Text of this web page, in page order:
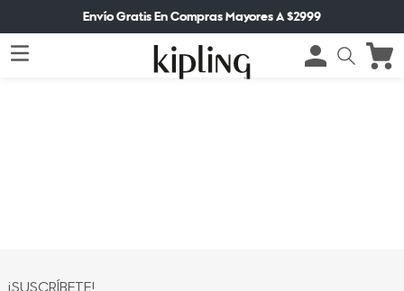
Envío Gratis En Compras Mayores A $2999